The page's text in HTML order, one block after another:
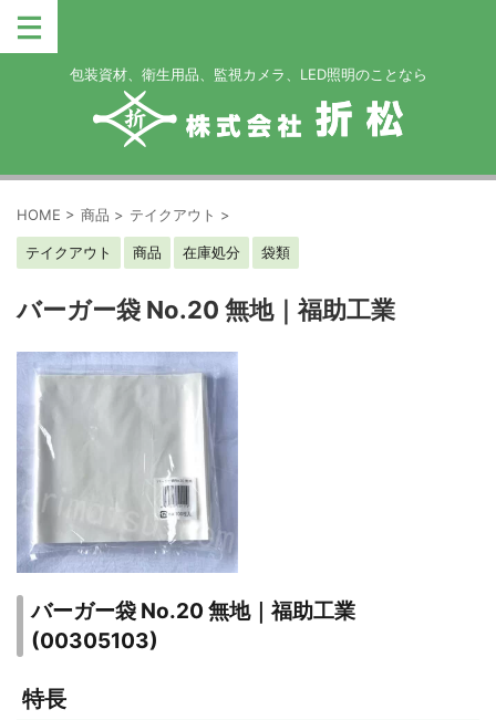
包装資材、衛生用品、監視カメラ、LED照明のことなら
HOME > 商品 > テイクアウト >
テイクアウト 商品 在庫処分 袋類
バーガー袋 No.20 無地｜福助工業
バーガー袋 No.20 無地｜福助工業
(00305103)
特長